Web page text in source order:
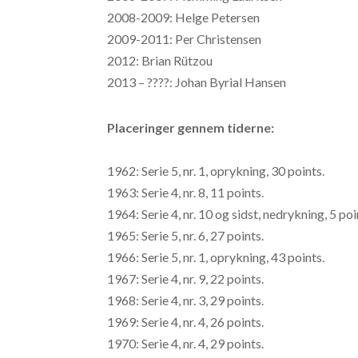
2008-2009: Helge Petersen
2009-2011: Per Christensen
2012: Brian Rützou
2013 – ????: Johan Byrial Hansen
Placeringer gennem tiderne:
1962: Serie 5, nr. 1, oprykning, 30 points.
1963: Serie 4, nr. 8, 11 points.
1964: Serie 4, nr. 10 og sidst, nedrykning, 5
1965: Serie 5, nr. 6, 27 points.
1966: Serie 5, nr. 1, oprykning, 43 points.
1967: Serie 4, nr. 9, 22 points.
1968: Serie 4, nr. 3, 29 points.
1969: Serie 4, nr. 4, 26 points.
1970: Serie 4, nr. 4, 29 points.